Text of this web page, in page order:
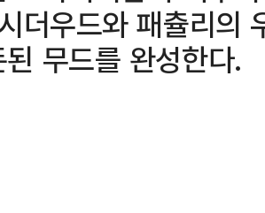
더우드와 패츌리의
무드를 완성한다.